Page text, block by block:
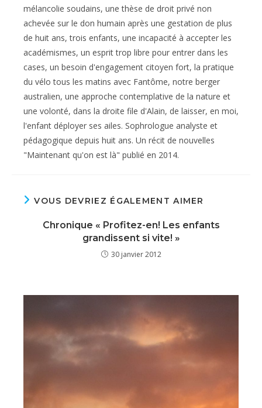
mélancolie soudains, une thèse de droit privé non
achevée sur le don humain après une gestation de plus
de huit ans, trois enfants, une incapacité à accepter les
académismes, un esprit trop libre pour entrer dans les
cases, un besoin d'engagement citoyen fort, la pratique
du vélo tous les matins avec Fantôme, notre berger
australien, une approche contemplative de la nature et
une volonté, dans la droite file d'Alain, de laisser, en moi,
l'enfant déployer ses ailes. Sophrologue analyste et
pédagogique depuis huit ans. Un récit de nouvelles
"Maintenant qu'on est là" publié en 2014.
VOUS DEVRIEZ ÉGALEMENT AIMER
Chronique « Profitez-en! Les enfants
grandissent si vite! »
30 janvier 2012